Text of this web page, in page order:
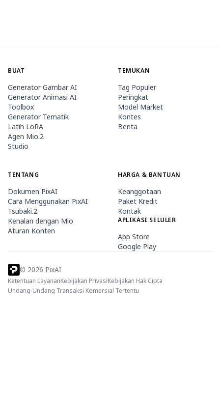
BUAT
Generator Gambar AI
Generator Animasi AI
Toolbox
Generator Tematik
Latih LoRA
Agen Mio.2
Studio
TEMUKAN
Tag Populer
Peringkat
Model Market
Kontes
Berita
TENTANG
Dokumen PixAI
Cara Menggunakan PixAI
Tsubaki.2
Kenalan dengan Mio
Aturan Konten
HARGA & BANTUAN
Keanggotaan
Paket Kredit
Kontak
APLIKASI SELULER
App Store
Google Play
© 2026 PixAI
Ketentuan LayananKebijakan PrivasiKebijakan Hak Cipta
Undang-Undang Transaksi Komersial Tertentu